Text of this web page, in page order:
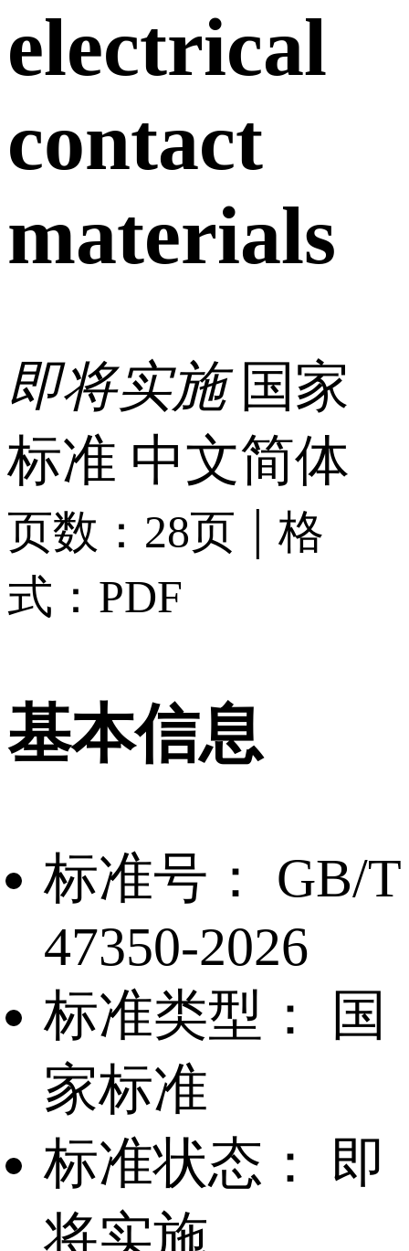
electrical
contact
materials
即将实施 国家
标准 中文简体
页数：28页 | 格
式：PDF
基本信息
标准号：
GB/T
47350-2026
标准类型：
国
家标准
标准状态：
即
将实施